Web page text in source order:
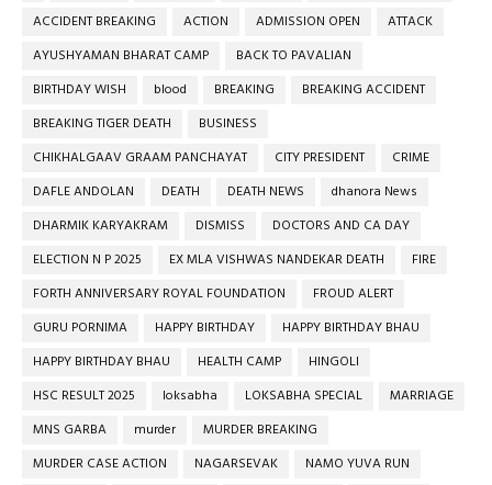
ACCIDENT BREAKING
ACTION ADMISSION OPEN
ATTACK
AYUSHYAMAN BHARAT CAMP
BACK TO PAVALIAN
BIRTHDAY WISH
blood BREAKING
BREAKING ACCIDENT
BREAKING TIGER DEATH
BUSINESS
CHIKHALGAAV GRAAM PANCHAYAT
CITY PRESIDENT
CRIME
DAFLE ANDOLAN
DEATH DEATH NEWS
dhanora News
DHARMIK KARYAKRAM
DISMISS
DOCTORS AND CA DAY
ELECTION N P 2025
EX MLA VISHWAS NANDEKAR DEATH
FIRE
FORTH ANNIVERSARY ROYAL FOUNDATION
FROUD ALERT
GURU PORNIMA
HAPPY BIRTHDAY
HAPPY BIRTHDAY BHAU
HAPPY BIRTHDAY BHAU
HEALTH CAMP
HINGOLI
HSC RESULT 2025
loksabha LOKSABHA SPECIAL
MARRIAGE
MNS GARBA
murder
MURDER BREAKING
MURDER CASE ACTION
NAGARSEVAK
NAMO YUVA RUN